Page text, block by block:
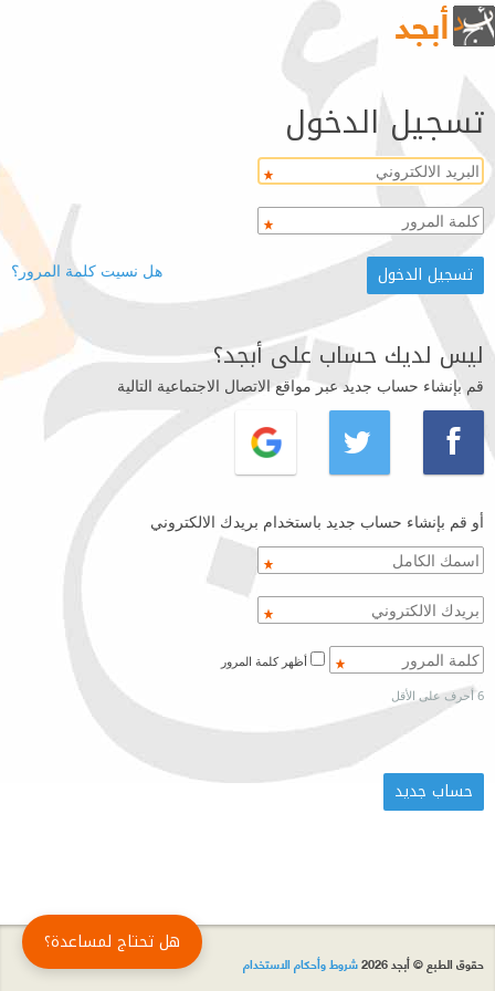
تسجيل الدخول
هل نسيت كلمة المرور؟
ليس لديك حساب على أبجد؟
قم بإنشاء حساب جديد عبر مواقع الاتصال الاجتماعية التالية
أو قم بإنشاء حساب جديد باستخدام بريدك الالكتروني
6 أحرف على الأقل
حقوق الطبع © أبجد 2026 شروط وأحكام الاستخدام
هل تحتاج لمساعدة؟